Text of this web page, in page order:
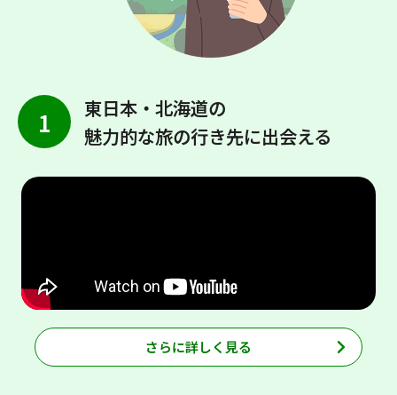
1
東日本・北海道の
魅力的な旅の行き先に出会える
さらに詳しく見る